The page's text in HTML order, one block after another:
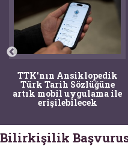
TTK'nın Ansiklopedik
Türk Tarih Sözlüğüne
artık mobil uygulama ile
erişilebilecek
Bilirkişilik